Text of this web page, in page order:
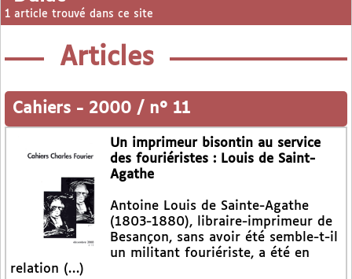
1 article trouvé dans ce site
Articles
Cahiers - 2000 / n° 11
Un imprimeur bisontin au service
des fouriéristes : Louis de Saint-
Agathe
Antoine Louis de Sainte-Agathe
(1803-1880), libraire-imprimeur de
Besançon, sans avoir été semble-t-il
un militant fouriériste, a été en
relation (…)